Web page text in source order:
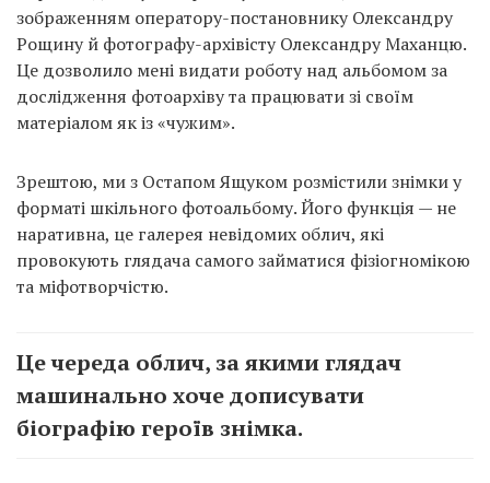
зображенням оператору-постановнику Олександру
Рощину й фотографу-архівісту Олександру Маханцю.
Це дозволило мені видати роботу над альбомом за
дослідження фотоархіву та працювати зі своїм
матеріалом як із «чужим».
Зрештою, ми з Остапом Ящуком розмістили знімки у
форматі шкільного фотоальбому. Його функція — не
наративна, це галерея невідомих облич, які
провокують глядача самого займатися фізіогномікою
та міфотворчістю.
Це череда облич, за якими глядач
машинально хоче дописувати
біографію героїв знімка.